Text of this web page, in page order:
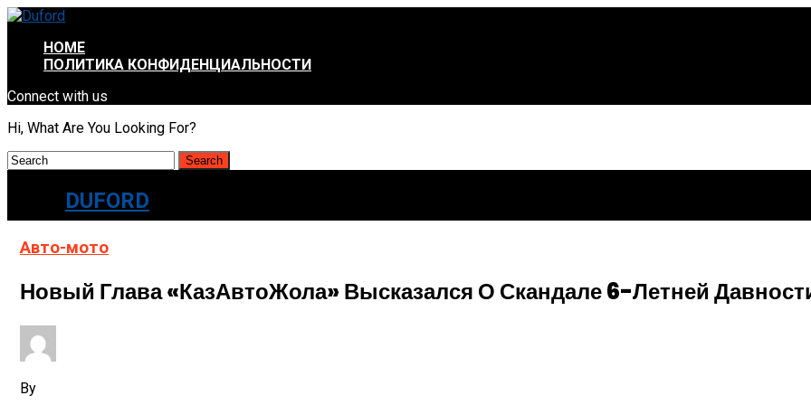
HOME
ПОЛИТИКА КОНФИДЕНЦИАЛЬНОСТИ
Connect with us
Hi, What Are You Looking For?
DUFORD
Авто-мото
Новый Глава «КазАвтоЖола» Высказался О Скандале 6-Летней
By